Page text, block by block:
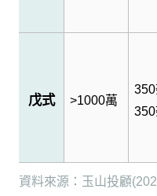
戊式 >1000萬
350
350
資料來源：玉山投顧